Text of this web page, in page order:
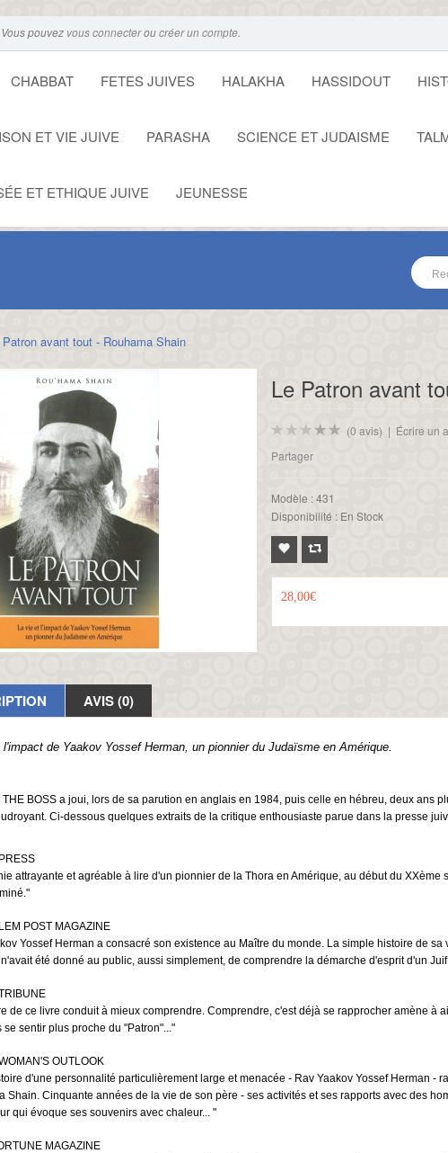
Vous pouvez vous connecteroucréer un compte.
CHABBAT FETES JUIVES HALAKHA HASSIDOUT
ET VIE JUIVE PARASHA SCIENCE ET JUDAISME
ET ETHIQUE JUIVE JEUNESSE
Patron avant tout - Rouhama Shain
Le Patron avant
(0 avis) | Écrire un
Partager
Modèle :431
Disponibilité :En Stock
28,00€
AVIS (0)
de Yaakov Yossef Herman, un pionnier du Judaïsme en Amérique.
THE BOSS a joui, lors de sa parution en anglais en 1984, puis celle en hébreu, deux ans
Ci-dessous quelques extraits de la critique enthousiaste parue dans la presse
attrayante et agréable à lire d'un pionnier de la Thora en Amérique, au début du
POST MAGAZINE
Yossef Herman a consacré son existence au Maître du monde. La simple histoire de
été donné au public, aussi simplement, de comprendre la démarche d'esprit d'un
de ce livre conduit à mieux comprendre. Comprendre, c'est déjà se rapprocher amène à
se sentir plus proche du "Patron"..."
OUTLOOK
d'une personnalité particulièrement large et menacée - Rav Yaakov Yossef Herman -
Shain. Cinquante années de la vie de son père - ses activités et ses rapports avec des
qui évoque ses souvenirs avec chaleur... "
MAGAZINE